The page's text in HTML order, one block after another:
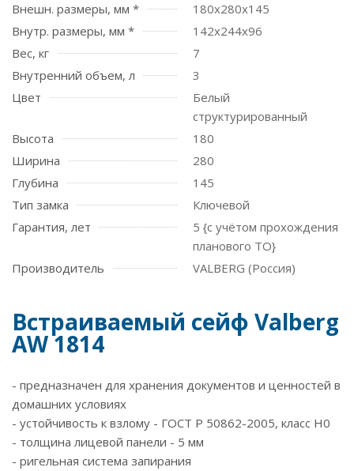
Внешн. размеры, мм *
180x280x145
Внутр. размеры, мм *
142х244х96
Вес, кг
7
Внутренний объем, л
3
Цвет
Белый
структурированный
Высота
180
Ширина
280
Глубина
145
Тип замка
Ключевой
Гарантия, лет
5 {с учётом прохождения
планового ТО}
Производитель
VALBERG (Россия)
Встраиваемый сейф Valberg
AW 1814
- предназначен для хранения документов и ценностей в
домашних условиях
- устойчивость к взлому - ГОСТ Р 50862-2005, класс Н0
- толщина лицевой панели - 5 мм
- ригельная система запирания